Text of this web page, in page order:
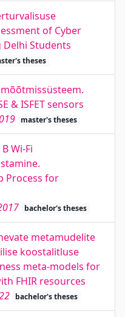
of Cyber
Delhi Students
theses
mõõtmissüsteem.
& ISFET sensors
master's theses
Wi-Fi
Process for
bachelor's theses
metamudelite
koostalitluse
meta-models for
FHIR resources
bachelor's theses